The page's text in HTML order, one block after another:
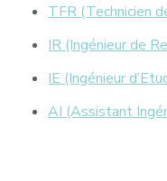
TFR (Technicien
IR (Ingénieur de
IE (Ingénieur
AI (Assistant